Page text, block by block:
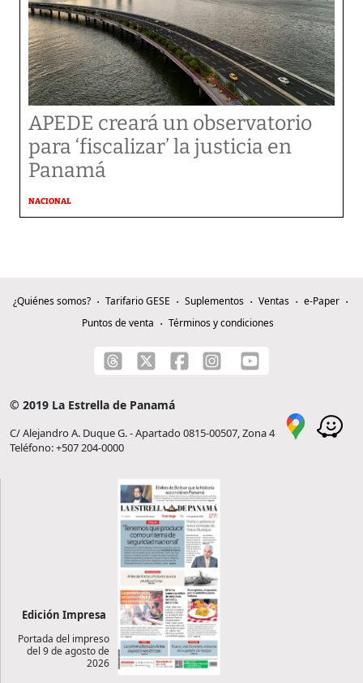
APEDE creará un observatorio
para ‘fiscalizar’ la justicia en
Panamá
NACIONAL
¿Quiénes somos? Tarifario GESE Suplementos Ventas
e-Paper
Puntos de venta
Términos y condiciones
© 2019 La Estrella de Panamá
C/ Alejandro A. Duque G. - Apartado 0815-00507, Zona 4
Teléfono: +507 204-0000
Edición Impresa
Portada del impreso
del 9 de agosto de
2026